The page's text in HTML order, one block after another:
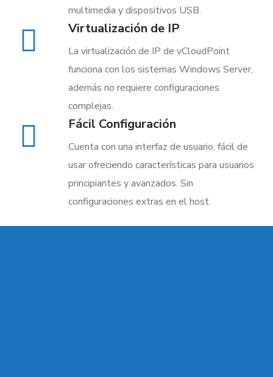
multimedia y dispositivos USB.
Virtualización de IP
La virtualización de IP de vCloudPoint
funciona con los sistemas Windows Server,
además no requiere configuraciones
complejas.
Fácil Configuración
Cuenta con una interfaz de usuario, fácil de
usar ofreciendo características para usuarios
principiantes y avanzados. Sin
configuraciones extras en el host.